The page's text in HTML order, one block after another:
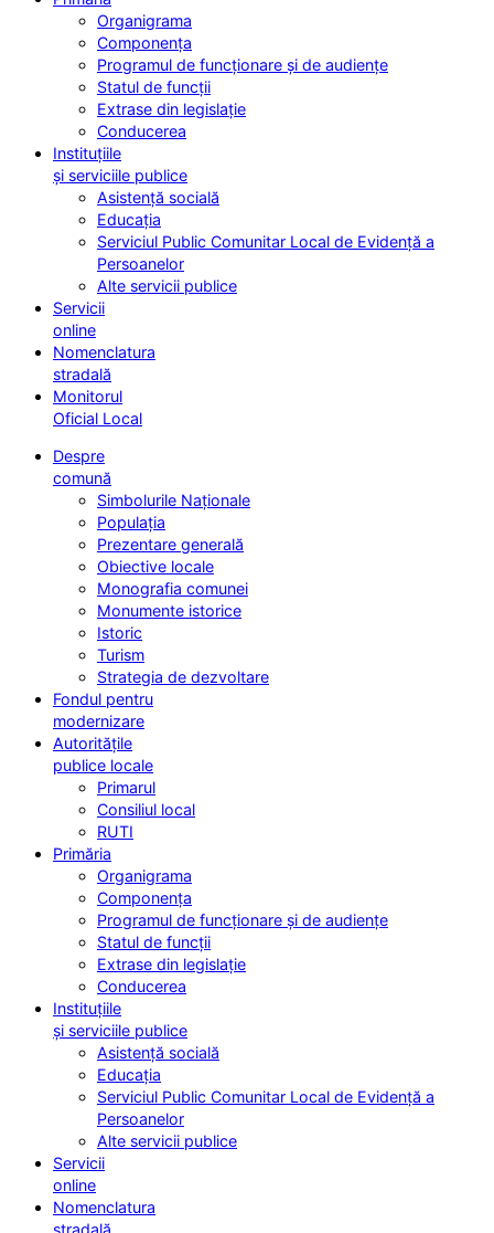
Organigrama
Componența
Programul de funcționare și de audiențe
Statul de funcții
Extrase din legislație
Conducerea
Instituțiile
și serviciile publice
Asistență socială
Educația
Serviciul Public Comunitar Local de Evidență a
Persoanelor
Alte servicii publice
Servicii
online
Nomenclatura
stradală
Monitorul
Oficial Local
Despre
comună
Simbolurile Naționale
Populația
Prezentare generală
Obiective locale
Monografia comunei
Monumente istorice
Istoric
Turism
Strategia de dezvoltare
Fondul pentru
modernizare
Autoritățile
publice locale
Primarul
Consiliul local
RUTI
Primăria
Organigrama
Componența
Programul de funcționare și de audiențe
Statul de funcții
Extrase din legislație
Conducerea
Instituțiile
și serviciile publice
Asistență socială
Educația
Serviciul Public Comunitar Local de Evidență a
Persoanelor
Alte servicii publice
Servicii
online
Nomenclatura